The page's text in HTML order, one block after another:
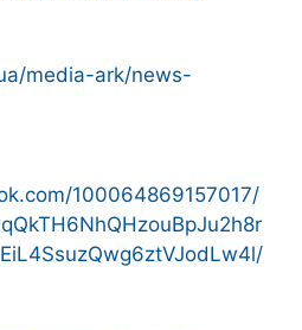
media-ark/news-
100064869157017/